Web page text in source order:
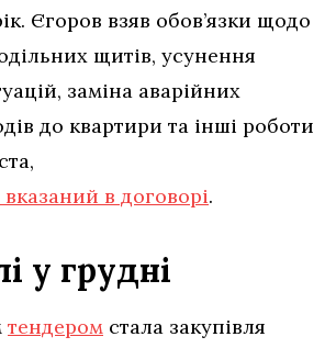
Єгоров взяв обов’язки щодо
щитів, усунення
заміна аварійних
до квартири та інші роботи
в договорі.
у грудні
тендером стала закупівля